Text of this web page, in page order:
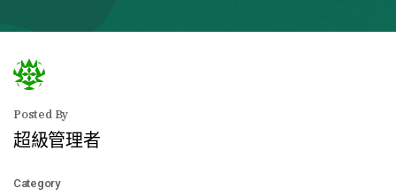
Posted By
超級管理者
Category